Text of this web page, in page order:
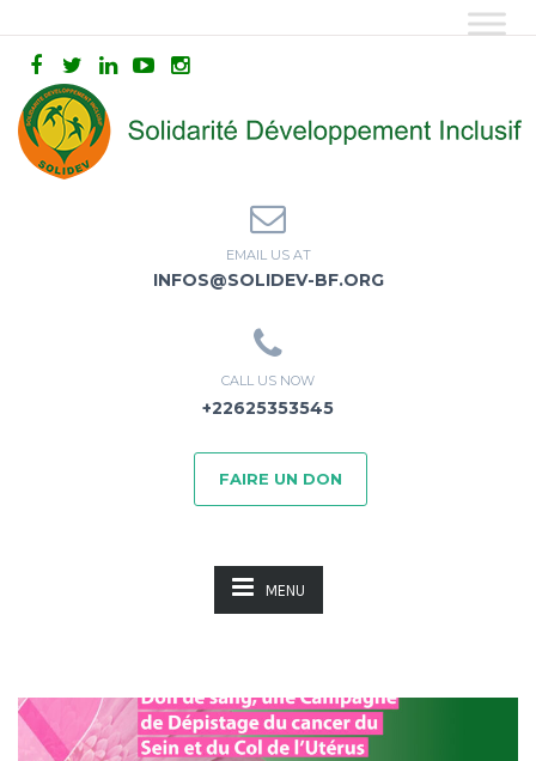
EMAIL US AT
INFOS@SOLIDEV-BF.ORG
CALL US NOW
+22625353545
FAIRE UN DON
MENU